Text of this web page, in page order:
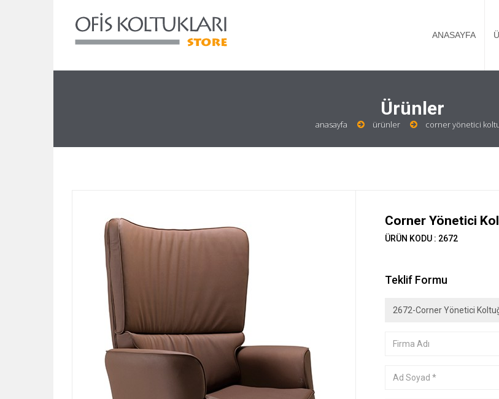
ANASAYFA
Ürünler
anasayfa ürünler corner yönetici
Corner Yönetici
ÜRÜN KODU : 2672
Teklif Formu